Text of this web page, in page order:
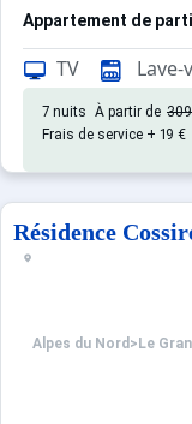
Appartement de
TV
Lave-
7 nuits À partir de
Frais de service + 19 €
Résidence
Alpes du Nord > Le